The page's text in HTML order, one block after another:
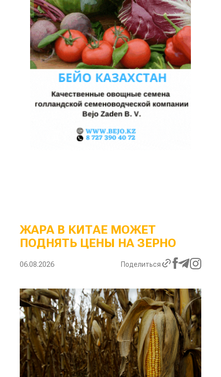
ЖАРА В КИТАЕ МОЖЕТ
ПОДНЯТЬ ЦЕНЫ НА ЗЕРНО
06.08.2026 Поделиться